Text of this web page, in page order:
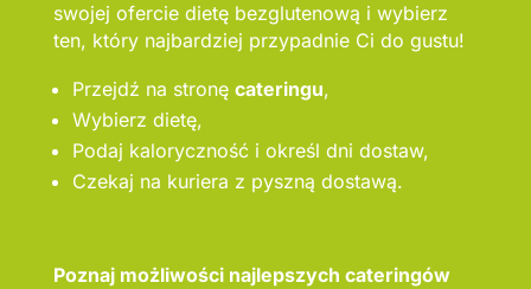
swojej ofercie dietę bezglutenową i wybierz
ten, który najbardziej przypadnie Ci do gustu!
Przejdź na stronę cateringu,
Wybierz dietę,
Podaj kaloryczność i określ dni dostaw,
Czekaj na kuriera z pyszną dostawą.
Poznaj możliwości najlepszych cateringów